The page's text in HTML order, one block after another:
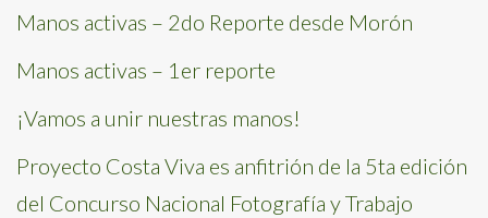
Manos activas – 2do Reporte desde Morón
Manos activas – 1er reporte
¡Vamos a unir nuestras manos!
Proyecto Costa Viva es anfitrión de la 5ta edición
del Concurso Nacional Fotografía y Trabajo